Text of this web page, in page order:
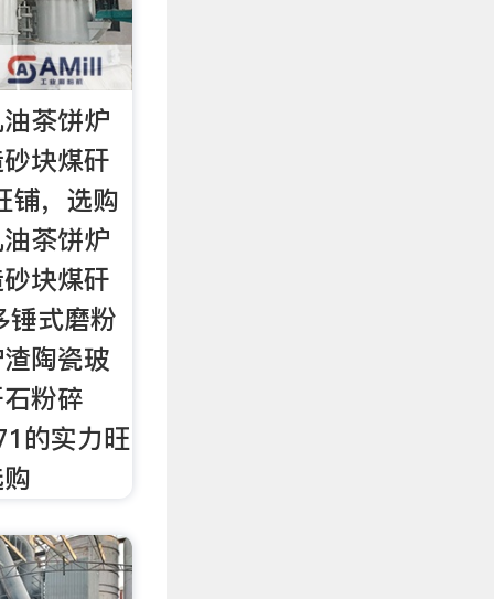
茶饼炉
块煤矸
铺，选购
茶饼炉
块煤矸
锤式磨粉
陶瓷玻
粉碎
的实力旺